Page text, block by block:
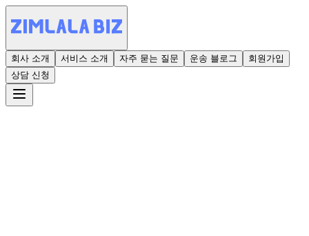
회사 소개 서비스 소개 자주 묻는 질문 운송 블로그
회원가입
상담 신청